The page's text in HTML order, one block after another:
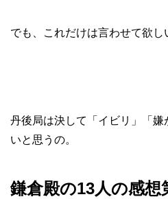
でも、これだけは言わせて欲し
丹後局は決して「イビリ」「
いと思うの。
鎌倉殿の13人の感想